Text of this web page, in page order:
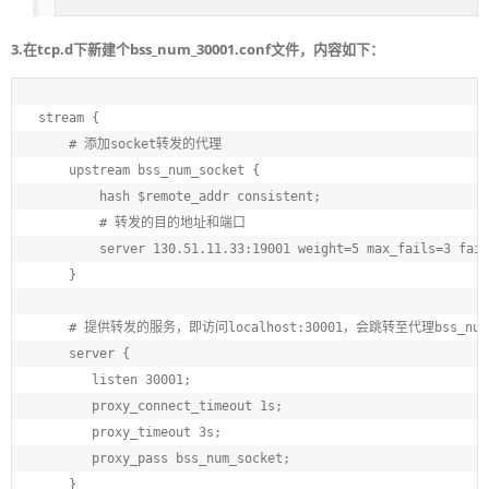
3.在tcp.d下新建个bss_num_30001.conf文件，内容如下：
stream {
    # 添加socket转发的代理
    upstream bss_num_socket {
        hash $remote_addr consistent;
        # 转发的目的地址和端口
server 130.51.11.33:19001 weight=5 max_fails=3
    }
# 提供转发的服务，即访问localhost:30001，会跳转至代理
    server {
       listen 30001;
       proxy_connect_timeout 1s;
       proxy_timeout 3s;
       proxy_pass bss_num_socket;
    }